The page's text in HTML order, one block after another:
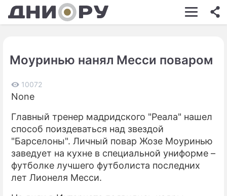
ШОУ-БИЗНЕС
КИНО
ЭКОНОМИКА
ПРОИСШЕСТВИЯ
СОННИК
Моуринью нанял Месси поваром
10072
None
Главный тренер мадридского "Реала" нашел
способ поиздеваться над звездой
"Барселоны". Личный повар Жозе Моуринью
заведует на кухне в специальной униформе –
футболке лучшего футболиста последних
лет Лионеля Месси.